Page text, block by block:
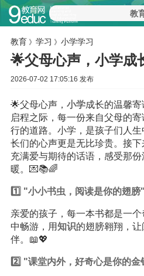
教育 》 学习 》 小学学习
🌟父母心声，小学成
2026-07-02 17:05:16 发布
🌟父母心声， 小学成长的温馨
启程之际，每一份来自父母的
行的道路。小学，是孩子们人
长们的心声更是无比珍贵。接
充满爱与期待的话语，感受那份
暖。💌📚🌈
1️⃣ "小小书虫，阅读是你的翅膀
亲爱的孩子，每一本书都是一
中畅游，用知识的翅膀翱翔，
伴。📖💖
2️⃣ "课堂内外，好奇心是你的金